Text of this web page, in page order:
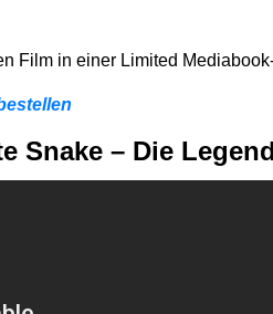
Film in einer Limited
Snake – Die